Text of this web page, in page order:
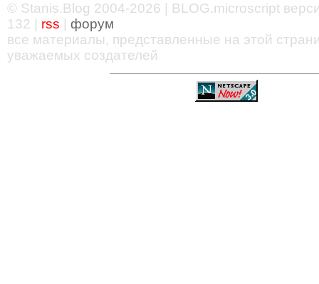
© Stanis.Blog 2004-2026 | BLOG.microscript
132 |
rss
форум
все материалы, представленные на этой
уважаемых создателей
——————————————————